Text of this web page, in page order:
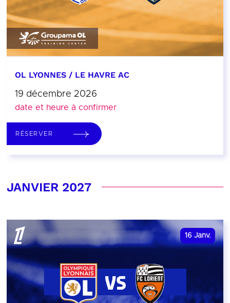
OL LYONNES / LE HAVRE AC
19 décembre 2026
date et heure à confirmer
RÉSERVER
JANVIER 2027
16 Janv.